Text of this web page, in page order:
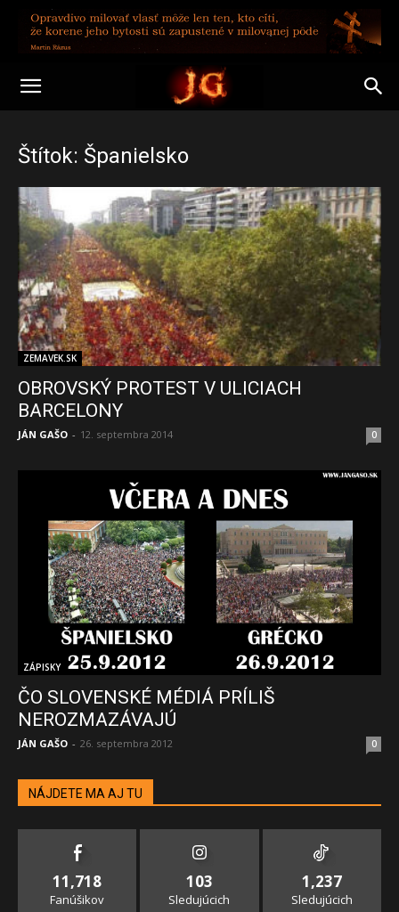
Štítok: Španielsko
ZEMAVEK.SK
OBROVSKÝ PROTEST V ULICIACH
BARCELONY
JÁN GAŠO - 12. septembra 2014 0
ZÁPISKY
ČO SLOVENSKÉ MÉDIÁ PRÍLIŠ
NEROZMAZÁVAJÚ
JÁN GAŠO - 26. septembra 2012 0
NÁJDETE MA AJ TU
11,718
Fanúšikov
103
Sledujúcich
1,237
Sledujúcich